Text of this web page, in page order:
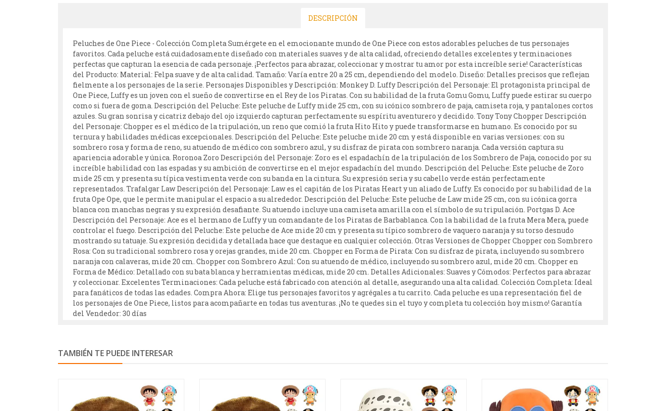
DESCRIPCIÓN
Peluches de One Piece - Colección Completa Sumérgete en el emocionante mundo de One Piece con estos adorables peluches de tus personajes
favoritos. Cada peluche está cuidadosamente diseñado con materiales suaves y de alta calidad, ofreciendo detalles excelentes y terminaciones
perfectas que capturan la esencia de cada personaje. ¡Perfectos para abrazar, coleccionar y mostrar tu amor por esta increíble serie! Características
del Producto: Material: Felpa suave y de alta calidad. Tamaño: Varía entre 20 a 25 cm, dependiendo del modelo. Diseño: Detalles precisos que reflejan
fielmente a los personajes de la serie. Personajes Disponibles y Descripción: Monkey D. Luffy Descripción del Personaje: El protagonista principal de
One Piece, Luffy es un joven con el sueño de convertirse en el Rey de los Piratas. Con su habilidad de la fruta Gomu Gomu, Luffy puede estirar su cuerpo
como si fuera de goma. Descripción del Peluche: Este peluche de Luffy mide 25 cm, con su icónico sombrero de paja, camiseta roja, y pantalones cortos
azules. Su gran sonrisa y cicatriz debajo del ojo izquierdo capturan perfectamente su espíritu aventurero y decidido. Tony Tony Chopper Descripción
del Personaje: Chopper es el médico de la tripulación, un reno que comió la fruta Hito Hito y puede transformarse en humano. Es conocido por su
ternura y habilidades médicas excepcionales. Descripción del Peluche: Este peluche mide 20 cm y está disponible en varias versiones: con su
sombrero rosa y forma de reno, su atuendo de médico con sombrero azul, y su disfraz de pirata con sombrero naranja. Cada versión captura su
apariencia adorable y única. Roronoa Zoro Descripción del Personaje: Zoro es el espadachín de la tripulación de los Sombrero de Paja, conocido por su
increíble habilidad con las espadas y su ambición de convertirse en el mejor espadachín del mundo. Descripción del Peluche: Este peluche de Zoro
mide 25 cm y presenta su típica vestimenta verde con su banda en la cintura. Su expresión seria y su cabello verde están perfectamente
representados. Trafalgar Law Descripción del Personaje: Law es el capitán de los Piratas Heart y un aliado de Luffy. Es conocido por su habilidad de la
fruta Ope Ope, que le permite manipular el espacio a su alrededor. Descripción del Peluche: Este peluche de Law mide 25 cm, con su icónica gorra
blanca con manchas negras y su expresión desafiante. Su atuendo incluye una camiseta amarilla con el símbolo de su tripulación. Portgas D. Ace
Descripción del Personaje: Ace es el hermano de Luffy y un comandante de los Piratas de Barbablanca. Con la habilidad de la fruta Mera Mera, puede
controlar el fuego. Descripción del Peluche: Este peluche de Ace mide 20 cm y presenta su típico sombrero de vaquero naranja y su torso desnudo
mostrando su tatuaje. Su expresión decidida y detallada hace que destaque en cualquier colección. Otras Versiones de Chopper Chopper con Sombrero
Rosa: Con su tradicional sombrero rosa y orejas grandes, mide 20 cm. Chopper en Forma de Pirata: Con su disfraz de pirata, incluyendo su sombrero
naranja con calaveras, mide 20 cm. Chopper con Sombrero Azul: Con su atuendo de médico, incluyendo su sombrero azul, mide 20 cm. Chopper en
Forma de Médico: Detallado con su bata blanca y herramientas médicas, mide 20 cm. Detalles Adicionales: Suaves y Cómodos: Perfectos para abrazar
y coleccionar. Excelentes Terminaciones: Cada peluche está fabricado con atención al detalle, asegurando una alta calidad. Colección Completa: Ideal
para fanáticos de todas las edades. Compra Ahora: Elige tus personajes favoritos y agrégales a tu carrito. Cada peluche es una representación fiel de
los personajes de One Piece, listos para acompañarte en todas tus aventuras. ¡No te quedes sin el tuyo y completa tu colección hoy mismo! Garantía
del Vendedor: 30 días
TAMBIÉN TE PUEDE INTERESAR